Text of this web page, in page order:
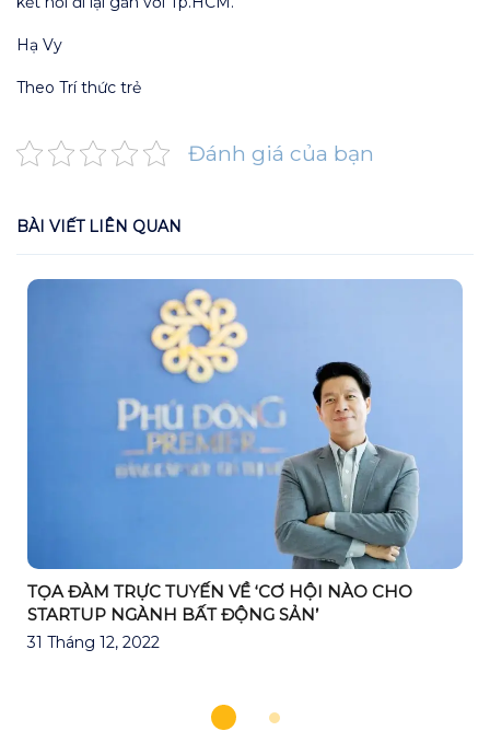
Hạ Vy
Theo Trí thức trẻ
Đánh giá của bạn
BÀI VIẾT LIÊN QUAN
TỌA ĐÀM TRỰC TUYẾN VỀ ‘CƠ HỘI NÀO CHO
STARTUP NGÀNH BẤT ĐỘNG SẢN’
31 Tháng 12, 2022